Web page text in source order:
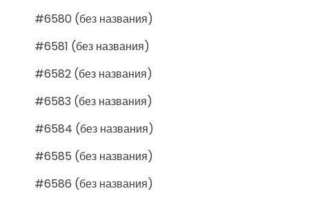
#6580 (без названия)
#6581 (без названия)
#6582 (без названия)
#6583 (без названия)
#6584 (без названия)
#6585 (без названия)
#6586 (без названия)